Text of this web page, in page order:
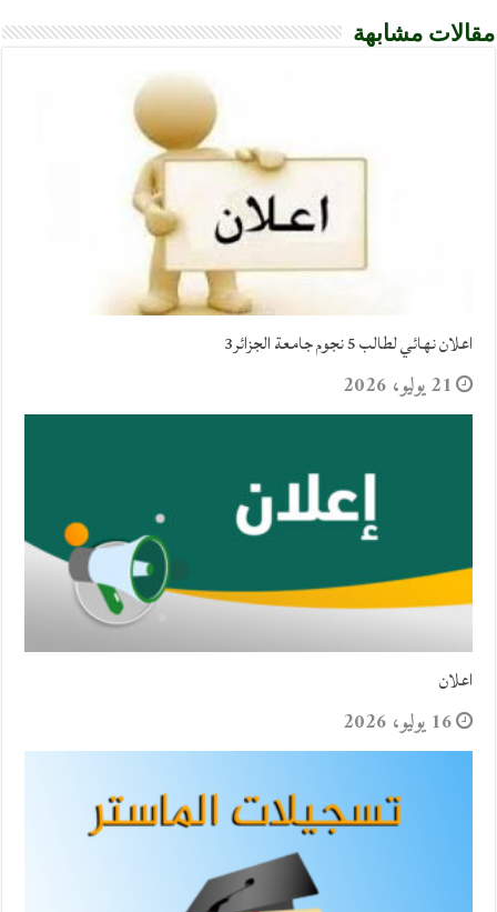
مقالات مشابهة
اعلان نهائي لطالب 5 نجوم جامعة الجزائر3
21 يوليو، 2026
اعلان
16 يوليو، 2026